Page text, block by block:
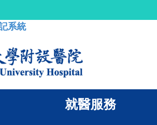
系統
就醫服務